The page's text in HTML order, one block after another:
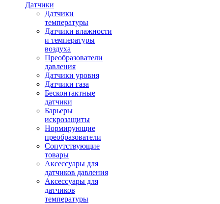
Датчики
Датчики
температуры
Датчики влажности
и температуры
воздуха
Преобразователи
давления
Датчики уровня
Датчики газа
Бесконтактные
датчики
Барьеры
искрозащиты
Нормирующие
преобразователи
Сопутствующие
товары
Аксессуары для
датчиков давления
Аксессуары для
датчиков
температуры